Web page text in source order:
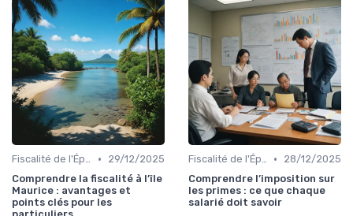
Fiscalité de l'Épargne •
29/12/2025
Comprendre la fiscalité à l’île
Maurice : avantages et
points clés pour les
Fiscalité de l'Épargne •
28/12/2025
Comprendre l’imposition sur
les primes : ce que chaque
salarié doit savoir